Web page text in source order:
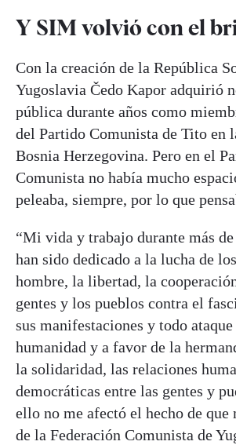
Y SIM volvió con el
Con la creación de la República
Yugoslavia Čedo Kapor adquirió
pública durante años como
del Partido Comunista de Tito en
Bosnia Herzegovina. Pero en el
Comunista no había mucho
peleaba, siempre, por lo que
“Mi vida y trabajo durante más de
han sido dedicado a la lucha de
hombre, la libertad, la
gentes y los pueblos contra el
sus manifestaciones y todo
humanidad y a favor de la
la solidaridad, las relaciones
democráticas entre las gentes y
ello no me afectó el hecho de que
de la Federación Comunista de